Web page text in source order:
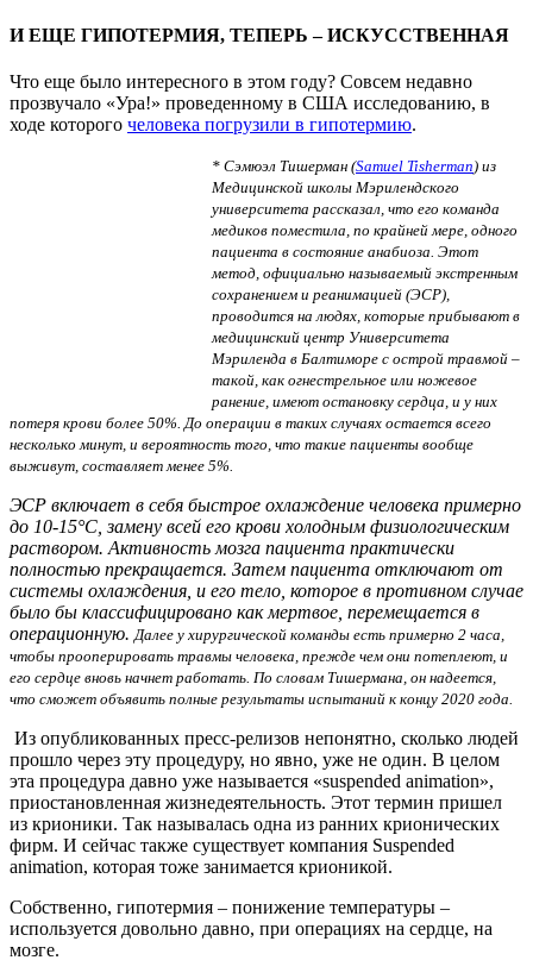
И ЕЩЕ ГИПОТЕРМИЯ, ТЕПЕРЬ – ИСКУССТВЕННАЯ
Что еще было интересного в этом году? Совсем недавно
прозвучало «Ура!» проведенному в США исследованию, в
ходе которого человека погрузили в гипотермию.
* Сэмюэл Тишерман (Samuel Tisherman) из
Медицинской школы Мэрилендского
университета рассказал, что его команда
медиков поместила, по крайней мере, одного
пациента в состояние анабиоза. Этот
метод, официально называемый экстренным
сохранением и реанимацией (ЭСР),
проводится на людях, которые прибывают в
медицинский центр Университета
Мэриленда в Балтиморе с острой травмой –
такой, как огнестрельное или ножевое
ранение, имеют остановку сердца, и у них
потеря крови более 50%. До операции в таких случаях остается всего
несколько минут, и вероятность того, что такие пациенты вообще
выживут, составляет менее 5%.
ЭСР включает в себя быстрое охлаждение человека примерно
до 10-15°C, замену всей его крови холодным физиологическим
раствором. Активность мозга пациента практически
полностью прекращается. Затем пациента отключают от
системы охлаждения, и его тело, которое в противном случае
было бы классифицировано как мертвое, перемещается в
операционную. Далее у хирургической команды есть примерно 2 часа,
чтобы прооперировать травмы человека, прежде чем они потеплеют, и
его сердце вновь начнет работать. По словам Тишермана, он надеется,
что сможет объявить полные результаты испытаний к концу 2020 года.
Из опубликованных пресс-релизов непонятно, сколько людей
прошло через эту процедуру, но явно, уже не один. В целом
эта процедура давно уже называется «suspended animation»,
приостановленная жизнедеятельность. Этот термин пришел
из крионики. Так называлась одна из ранних крионических
фирм. И сейчас также существует компания Suspended
animation, которая тоже занимается крионикой.
Собственно, гипотермия – понижение температуры –
используется довольно давно, при операциях на сердце, на
мозге.